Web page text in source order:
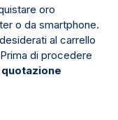
oro
o da smartphone.
al carrello
di procedere
quotazione